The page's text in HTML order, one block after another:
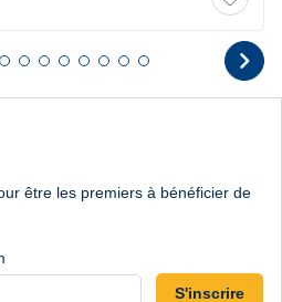
chevron_right
sur 12
2 sur 12
3 sur 12
4 sur 12
Diapositive 5 sur 12
Diapositive 6 sur 12
Diapositive 7 sur 12
Diapositive 8 sur 12
Diapositive 9 sur 12
Diapositive 10 sur 12
Diapositive 11 sur 12
Diapositive 12 sur
être les premiers à bénéficier de
S'inscrire